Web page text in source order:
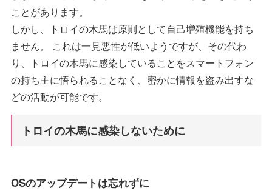
ことがあります。
しかし、トロイの木馬は原則として自己増殖機能を持ち
ません。 これは一見悪性が低いようですが、その代わ
り、トロイの木馬に感染していることをスマートフォン
の持ち主に悟られることなく、密かに情報を盗み出すな
どの活動が可能です。
トロイの木馬に感染しないために
OSのアップデートは忘れずに